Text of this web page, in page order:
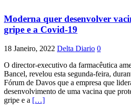
Moderna quer desenvolver
gripe e a Covid-19
18 Janeiro, 2022 Delta Diario 0
O director-executivo da farmacêutica
Bancel, revelou esta segunda-feira,
Fórum de Davos que a empresa que
desenvolvimento de uma vacina que
gripe e a […]